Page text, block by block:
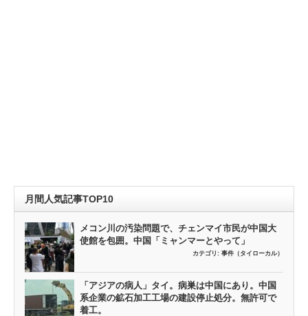
月間人気記事TOP10
メコン川の汚染問題で、チェンマイ市民が中国大
使館を包囲。中国「ミャンマーとやって」
カテゴリ: 事件（タイローカル）
「アジアの病人」タイ。病巣は中国にあり。中国
系企業の鉱石加工工場の建設停止処分。無許可で
着工。